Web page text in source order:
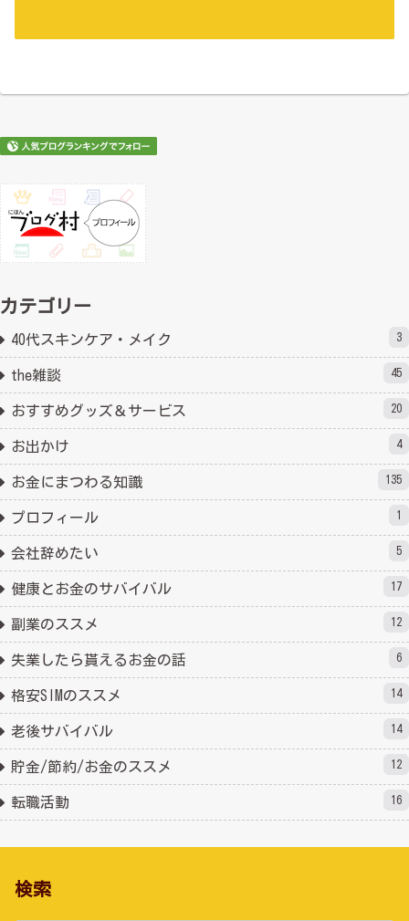
カテゴリー
40代スキンケア・メイク 3
the雑談 45
おすすめグッズ＆サービス 20
お出かけ 4
お金にまつわる知識 135
プロフィール 1
会社辞めたい 5
健康とお金のサバイバル 17
副業のススメ 12
失業したら貰えるお金の話 6
格安SIMのススメ 14
老後サバイバル 14
貯金/節約/お金のススメ 12
転職活動 16
検索